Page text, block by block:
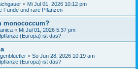
« Mi Jul 01, 2026 10:12 pm
Funde und rare Pflanzen
monococcum?
« Mi Jul 01, 2026 5:37 pm
(Europa) ist das?
« So Jun 28, 2026 10:19 am
(Europa) ist das?